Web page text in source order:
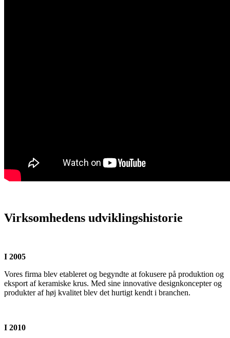
Virksomhedens udviklingshistorie
I 2005
Vores firma blev etableret og begyndte at fokusere på produktion og
eksport af keramiske krus. Med sine innovative designkoncepter og
produkter af høj kvalitet blev det hurtigt kendt i branchen.
I 2010